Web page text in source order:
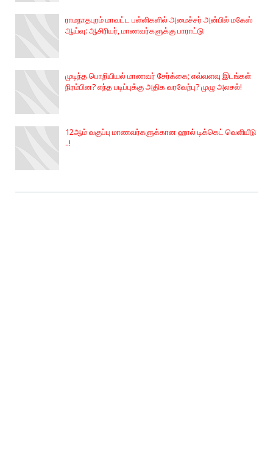
ராமநாதபுரம் மாவட்ட பள்ளிகளில் அமைச்சர் அன்பில் மகேஸ்
ஆய்வு: ஆசிரியர், மாணவர்களுக்கு பாராட்டு
முடிந்த பொறியியல் மாணவர் சேர்க்கை; எவ்வளவு இடங்கள்
நிரம்பின? எந்த படிப்புக்கு அதிக வரவேற்பு? முழு அலசல்!
12ஆம் வகுப்பு மாணவர்களுக்கான ஹால் டிக்கெட் வெளியீடு
..!